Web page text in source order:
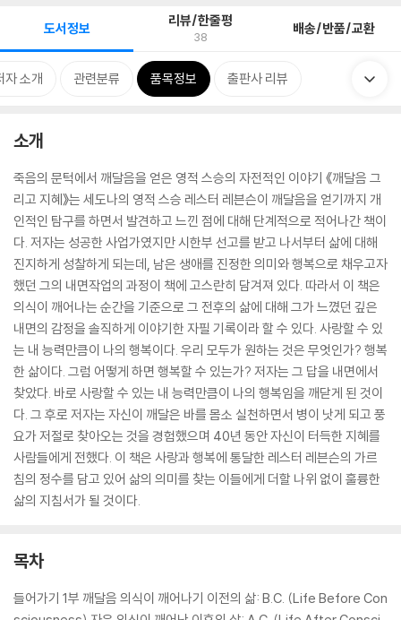
도서정보 리뷰/한줄평
38 배송/반품/교환
자 소개 관련분류 품목정보 출판사 리뷰
소개
죽음의 문턱에서 깨달음을 얻은 영적 스승의 자전적인 이야기 《깨달음 그
리고 지혜》는 세도나의 영적 스승 레스터 레븐슨이 깨달음을 얻기까지 개
인적인 탐구를 하면서 발견하고 느낀 점에 대해 단계적으로 적어나간 책이
다. 저자는 성공한 사업가였지만 시한부 선고를 받고 나서부터 삶에 대해
진지하게 성찰하게 되는데, 남은 생애를 진정한 의미와 행복으로 채우고자
했던 그의 내면작업의 과정이 책에 고스란히 담겨져 있다. 따라서 이 책은
의식이 깨어나는 순간을 기준으로 그 전후의 삶에 대해 그가 느꼈던 깊은
내면의 감정을 솔직하게 이야기한 자필 기록이라 할 수 있다. 사랑할 수 있
는 내 능력만큼이 나의 행복이다. 우리 모두가 원하는 것은 무엇인가? 행복
한 삶이다. 그럼 어떻게 하면 행복할 수 있는가? 저자는 그 답을 내면에서
찾았다. 바로 사랑할 수 있는 내 능력만큼이 나의 행복임을 깨닫게 된 것이
다. 그 후로 저자는 자신이 깨달은 바를 몸소 실천하면서 병이 낫게 되고 풍
요가 저절로 찾아오는 것을 경험했으며 40년 동안 자신이 터득한 지혜를
사람들에게 전했다. 이 책은 사랑과 행복에 통달한 레스터 레븐슨의 가르
침의 정수를 담고 있어 삶의 의미를 찾는 이들에게 더할 나위 없이 훌륭한
삶의 지침서가 될 것이다.
목차
들어가기 1부 깨달음 의식이 깨어나기 이전의 삶: B.C. (Life Before Con